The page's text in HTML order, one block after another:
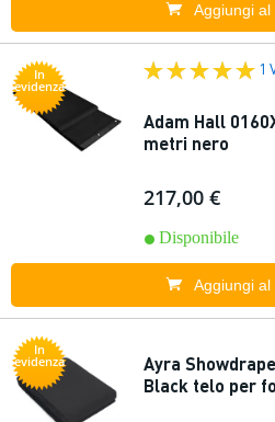
Aggiungi al
In
evidenza
1
Adam Hall
metri nero
217,00 €
Disponibile
Aggiungi al
In
evidenza
Ayra
Black telo per